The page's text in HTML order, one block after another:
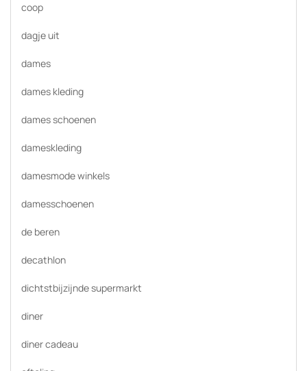
coop
dagje uit
dames
dames kleding
dames schoenen
dameskleding
damesmode winkels
damesschoenen
de beren
decathlon
dichtstbijzijnde supermarkt
diner
diner cadeau